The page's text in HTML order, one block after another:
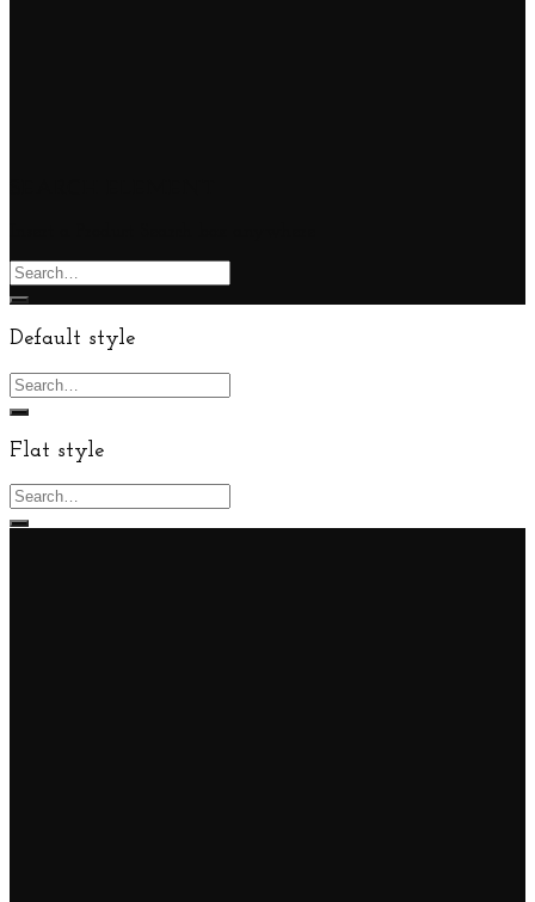
Search
for:
Default style
Search
for:
Flat style
Search
for: